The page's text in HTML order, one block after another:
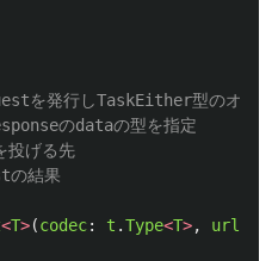
を発行しTaskEither型のオブジ
のdataの型を指定
げる先
結果
<T>(codec: t .Type<T>, url